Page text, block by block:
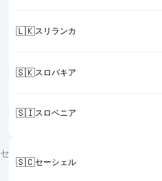
🇱🇰スリランカ
🇸🇰スロバキア
🇸🇮スロベニア
セ
🇸🇨セーシェル